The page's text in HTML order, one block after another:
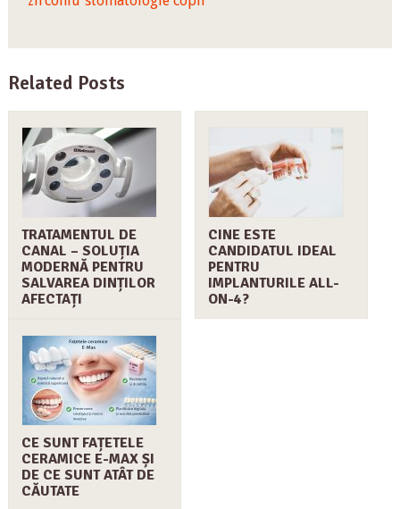
Related Posts
TRATAMENTUL DE
CANAL – SOLUȚIA
MODERNĂ PENTRU
SALVAREA DINȚILOR
AFECTAȚI
CINE ESTE
CANDIDATUL IDEAL
PENTRU
IMPLANTURILE ALL-
ON-4?
CE SUNT FAȚETELE
CERAMICE E-MAX ȘI
DE CE SUNT ATÂT DE
CĂUTATE